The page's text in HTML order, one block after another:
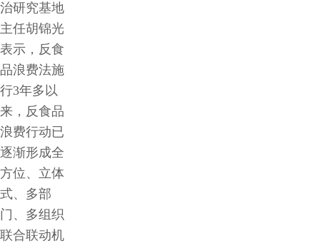
治研究基地
主任胡锦光
表示，反食
品浪费法施
行3年多以
来，反食品
浪费行动已
逐渐形成全
方位、立体
式、多部
门、多组织
联合联动机